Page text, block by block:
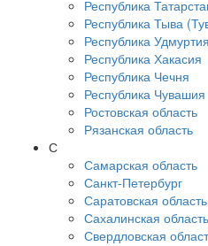
Республика
Республика Тыва
Республика Удмуртия
Республика Хакасия
Республика Чечня
Республика Чувашия
Ростовская область
Рязанская область
С
Самарская область
Санкт-Петербург
Саратовская область
Сахалинская область
Свердловская